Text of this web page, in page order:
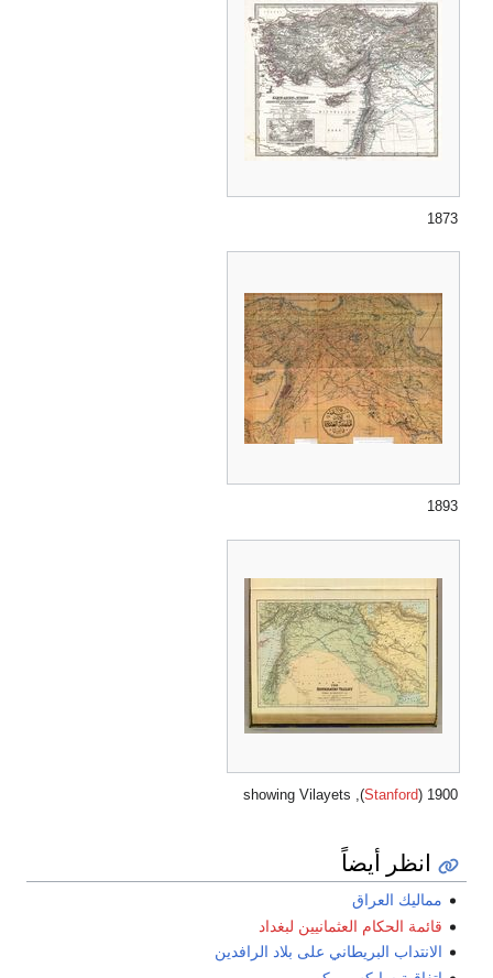
1873
1893
1900 (
Stanford
), showing Vilayets
انظر أيضاً
مماليك العراق
قائمة الحكام العثمانيين لبغداد
الانتداب البريطاني على بلاد الرافدين